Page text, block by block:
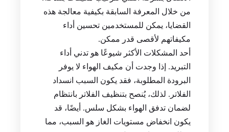
من خلال المعرفة السابقة بكيفية معالجة هذه
القضايا، يمكن للمستخدمين تحسين أداء
مكيفاتهم لأقصى قدر ممكن.
أحد المشكلات الأكثر شيوعًا هو تدني أداء
التبريد. إذا وجدت أن مكيف الهواء لا يوفر
البرودة المطلوبة، فقد يكون السبب انسداد
الفلاتر. لذلك، يُنصح بتنظيف الفلاتر بانتظام
لضمان تدفق الهواء بشكل سلس. أيضًا، قد
يكون انخفاض مستويات الغاز هو السبب، مما